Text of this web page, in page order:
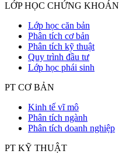
LỚP HỌC CHỨNG KHOÁN
Lớp học căn bản
Phân tích cơ bản
Phân tích kỹ thuật
Quy trình đầu tư
Lớp học phái sinh
PT CƠ BẢN
Kinh tế vĩ mô
Phân tích ngành
Phân tích doanh nghiệp
PT KỸ THUẬT